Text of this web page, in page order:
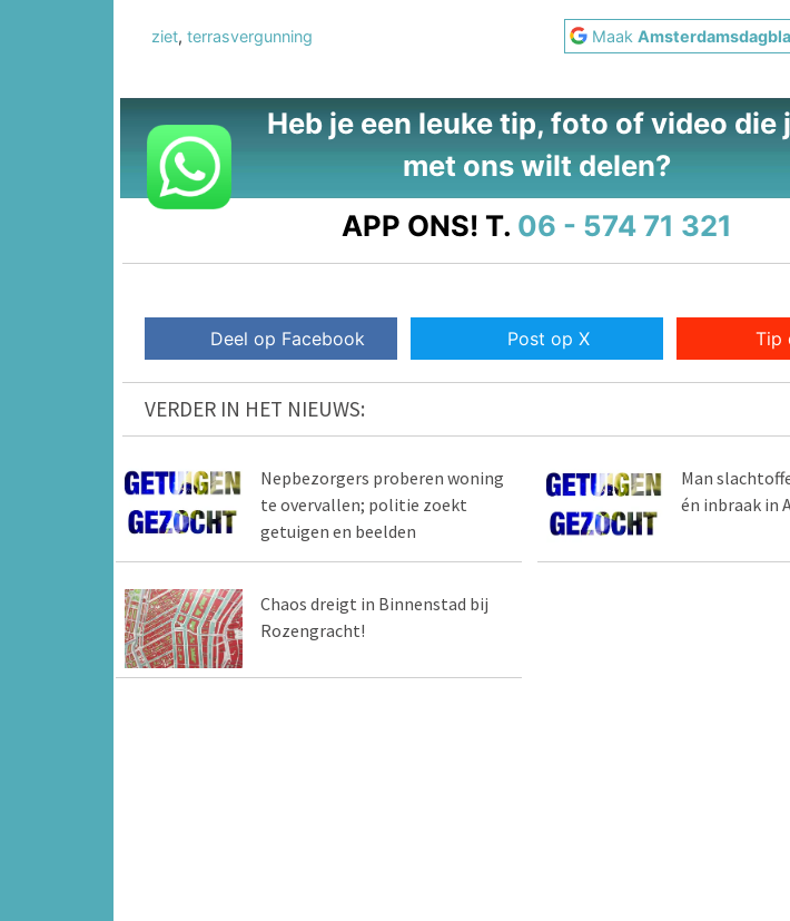
ziet, terrasvergunning Maak
Heb je een leuke tip, foto of video die
met ons wilt delen?
APP ONS! T. 06 - 574 71 321
Deel op Facebook Post op X Tip
VERDER IN HET NIEUWS:
Nepbezorgers proberen woning
te overvallen; politie zoekt
getuigen en beelden
Man
én inbraak in
Chaos dreigt in Binnenstad bij
Rozengracht!